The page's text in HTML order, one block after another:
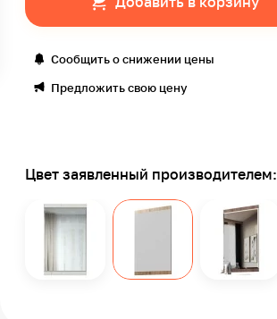
Сообщить о снижении цены
Предложить свою цену
Цвет заявленный производителем: